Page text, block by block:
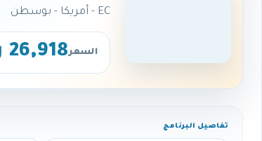
EC - أمريكا - بوسطن
السعر26,918 ر.س
تفاصيل البرنامج